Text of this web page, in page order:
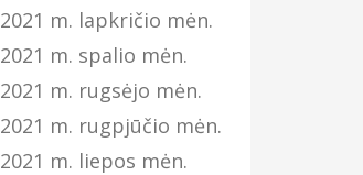
2021 m. lapkričio mėn.
2021 m. spalio mėn.
2021 m. rugsėjo mėn.
2021 m. rugpjūčio mėn.
2021 m. liepos mėn.